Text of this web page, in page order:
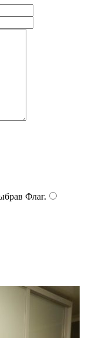
Флаг.